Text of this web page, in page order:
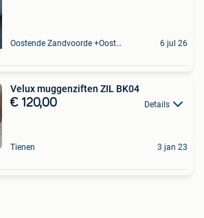
Oostende Zandvoorde +Oostende 6 jul 26
Velux muggenziften ZIL BK04
€ 120,00 Details
Tienen 3 jan 23